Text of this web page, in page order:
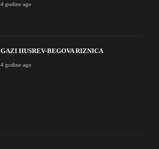
4 godine ago
GAZI HUSREV-BEGOVA RIZNICA
4 godine ago